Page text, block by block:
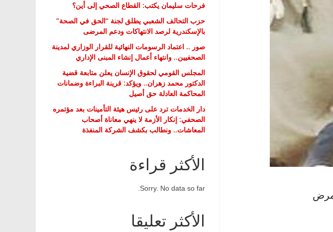
فرحات سليمان يكتب: القطاع الصحي إلى أين؟
حزب التحالف الشعبي يطلق لجنة “الحق في الصحة”
بالإسكندرية لرصد الانتهاكات ودعم المرضى
صور .. اعتماد الرسومات النهائية للقرار الوزاري لمدينة
الصحفيين.. وانتهاء أعمال إنشاء المبنى الإداري
المجلس القومي لحقوق الإنسان يعلن متابعة قضية
الدكتور محمد زهران.. ويؤكد: قرينة البراءة وضمانات
المحاكمة العادلة حق أصيل
دار الخدمات ترد على رئيس هيئة التأمينات بعد مؤتمره
الصحفي: إنكار الأزمة لا ينهي معاناة أصحاب
المعاشات.. ونطالب بكشف الشركة المنفذة
الأكثر قراءة
Sorry. No data so far.
الأكثر تعليقا